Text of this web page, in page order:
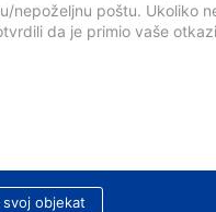
nepoželjnu poštu. Ukoliko
da je primio vaše
objekat